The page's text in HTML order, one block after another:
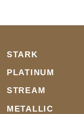
STARK
PLATINUM
STREAM
METALLIC